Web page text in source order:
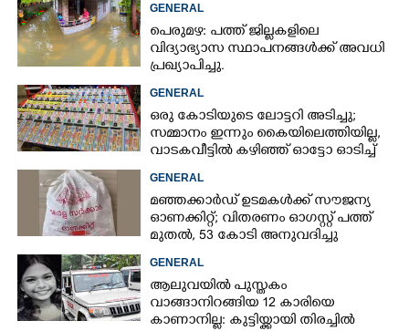
GENERAL
പെരുമഴ: പത്ത് ജില്ലകളിലെ
വിദ്യാഭ്യാസ സ്ഥാപനങ്ങൾക്ക് അവധി
പ്രഖ്യാപിച്ചു.
GENERAL
ഒരു കോടിയുടെ ലോട്ടറി അടിച്ചു;
സമ്മാനം ഇന്നും കൈയിലെത്തിയില്ല,
വാടകവീട്ടിൽ കഴിഞ്ഞ് ഓട്ടോ ഓടിച്ച്
GENERAL
മഞ്ഞക്കാർഡ് ഉടമകൾക്ക് സൗജന്യ
ഓണക്കിറ്റ്; വിതരണം ഓഗസ്റ്റ് പത്ത്
മുതൽ, 53 കോടി അനുവദിച്ചു
GENERAL
ആലുവയിൽ പുസ്തകം
വാങ്ങാനിറങ്ങിയ 12 കാരിയെ
കാണാനില്ല: കുട്ടിയ്ക്കായി തിരച്ചിൽ